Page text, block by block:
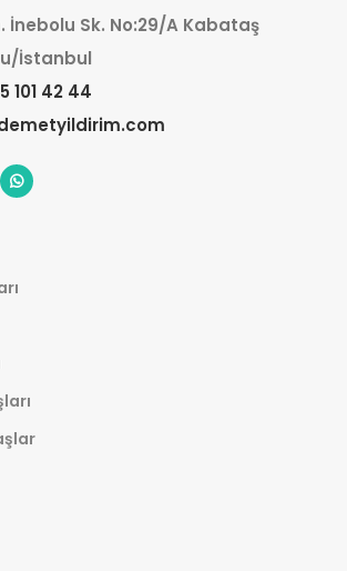
İnebolu Sk. No:29/A Kabataş
İstanbul
101 42 44